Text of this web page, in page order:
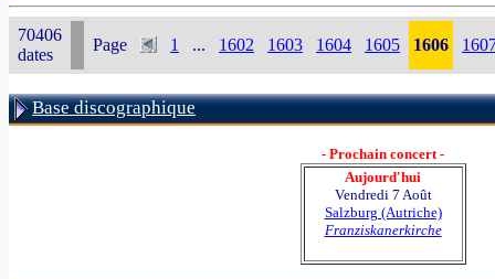
70406
dates
Page 1 ... 1602 1603 1604 1605 1606
Base discographique
- Prochain concert -
Aujourd'hui
Vendredi 7 Août
Salzburg (Autriche)
Franziskanerkirche